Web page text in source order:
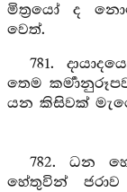
මිත්‍රයෝ ද
වෙත්.
781.
තෙම
යන කිසිවක්
782. ධන
හේතුවින්